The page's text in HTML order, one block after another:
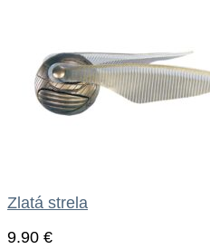
Zlatá strela
9.90 €